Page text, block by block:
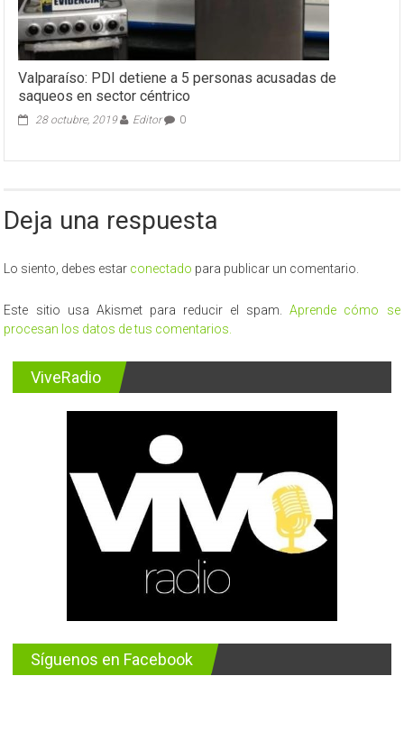
Valparaíso: PDI detiene a 5 personas acusadas de
saqueos en sector céntrico
28 octubre, 2019 Editor 0
Deja una respuesta
Lo siento, debes estar conectado para publicar un comentario.
Este sitio usa Akismet para reducir el spam.Aprende cómo se
procesan los datos de tus comentarios.
ViveRadio
Síguenos en Facebook